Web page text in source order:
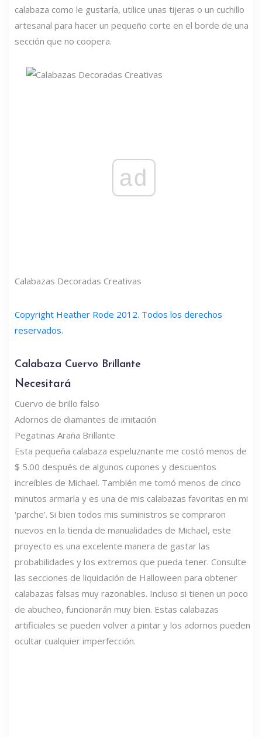
calabaza como le gustaría, utilice unas tijeras o un cuchillo
artesanal para hacer un pequeño corte en el borde de una
sección que no coopera.
ad
Calabazas Decoradas Creativas
Copyright Heather Rode 2012. Todos los derechos
reservados.
Calabaza Cuervo Brillante
Necesitará
Cuervo de brillo falso
Adornos de diamantes de imitación
Pegatinas Araña Brillante
Esta pequeña calabaza espeluznante me costó menos de
$ 5.00 después de algunos cupones y descuentos
increíbles de Michael. También me tomó menos de cinco
minutos armarla y es una de mis calabazas favoritas en mi
'parche'. Si bien todos mis suministros se compraron
nuevos en la tienda de manualidades de Michael, este
proyecto es una excelente manera de gastar las
probabilidades y los extremos que pueda tener. Consulte
las secciones de liquidación de Halloween para obtener
calabazas falsas muy razonables. Incluso si tienen un poco
de abucheo, funcionarán muy bien. Estas calabazas
artificiales se pueden volver a pintar y los adornos pueden
ocultar cualquier imperfección.